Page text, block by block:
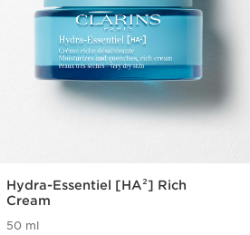
Hydra-Essentiel [HA²] Rich
Cream
50 ml